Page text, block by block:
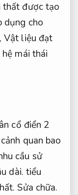
thất được tạo
dụng cho
Vật liệu đạt
mái thái
cổ điển 2
quan bao
cầu sử
dài. tiểu
Sửa chữa.